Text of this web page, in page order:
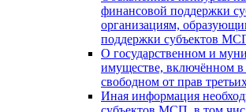
финансовой поддержки
организациям,
поддержки субъектов
О государственном и
имуществе, включённом в
свободном от прав
Иная информация